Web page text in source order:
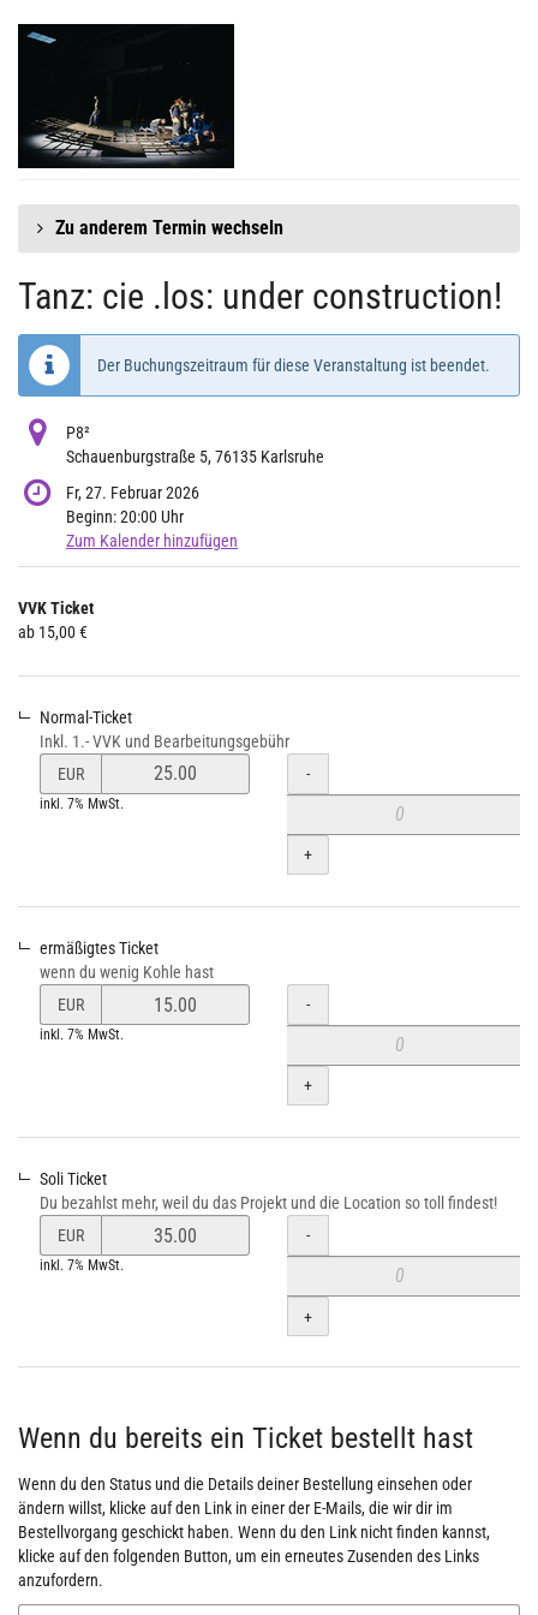
Zum
Haupt-
Zu anderem Termin wechseln
Tanz: cie .los: under construction!
Der Buchungszeitraum für diese Veranstaltung ist beendet.
P8²
Schauenburgstraße 5, 76135 Karlsruhe
Fr, 27. Februar 2026
Beginn:20:00Uhr
Zum Kalender hinzufügen
Unkategorisierte
VVK Ticket
ab 15,00 €
Normal-Ticket
Inkl. 1.- VVK und Bearbeitungsgebühr
Preis
von
Normal-
EUR
inkl. 7% MwSt.
Menge
-
+
ermäßigtes Ticket
wenn du wenig Kohle hast
Preis
von
ermäßigtes
EUR
inkl. 7% MwSt.
Menge
-
+
Soli Ticket
Du bezahlst mehr, weil du das Projekt und die Location so toll findest!
Preis
von
Soli
EUR
inkl. 7% MwSt.
Menge
-
+
Wenn du bereits ein Ticket bestellt hast
Wenn du den Status und die Details deiner Bestellung einsehen oder
ändern willst, klicke auf den Link in einer der E-Mails, die wir dir im
Bestellvorgang geschickt haben. Wenn du den Link nicht finden kannst,
klicke auf den folgenden Button, um ein erneutes Zusenden des Links
anzufordern.